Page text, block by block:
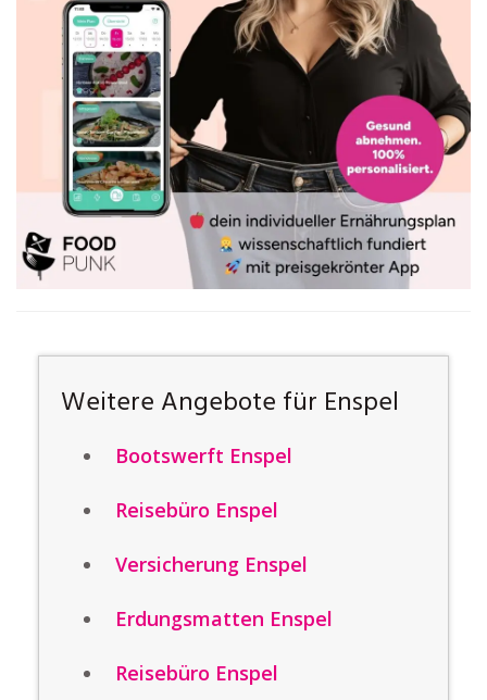
Weitere Angebote für Enspel
Bootswerft Enspel
Reisebüro Enspel
Versicherung Enspel
Erdungsmatten Enspel
Reisebüro Enspel